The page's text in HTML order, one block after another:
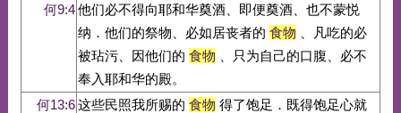
何9:4他们必不得向耶和华奠酒、即便奠酒、也不蒙悦
纳．他们的祭物、必如居丧者的 食物 、凡吃的必
被玷污、因他们的 食物 、只为自己的口腹、必不
奉入耶和华的殿。
何13:6这些民照我所赐的 食物 得了饱足．既得饱足心就